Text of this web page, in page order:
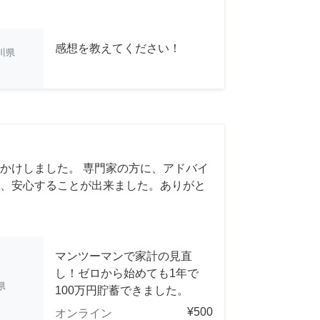
県 感想を教えてください！
けしました。 専門家の方に、アドバイ
安心することが出来ました。ありがと
マンツーマンで家計の見直
し！ゼロから始めても1年で
100万円貯蓄できました。
オンライン
¥500